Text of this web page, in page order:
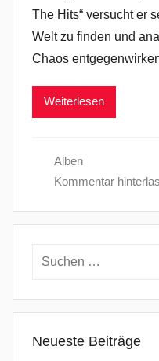
The Hits“ versucht er
Welt zu finden und
Chaos
Weiterlesen
Alben
Kommentar
Suchen
Neueste Beiträge